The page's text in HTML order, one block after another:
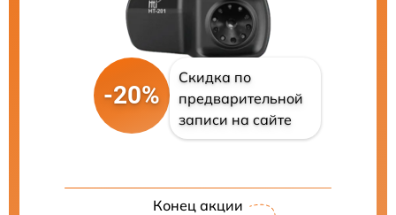
-20%
Скидка по
предварительной
записи на сайте
Конец акции